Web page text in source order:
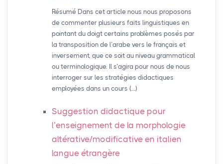
Résumé Dans cet article nous nous proposons
de commenter plusieurs faits linguistiques en
pointant du doigt certains problèmes posés par
la transposition de l’arabe vers le français et
inversement, que ce soit au niveau grammatical
ou terminologique. Il s’agira pour nous de nous
interroger sur les stratégies didactiques
employées dans un cours (…)
Suggestion didactique pour
l’enseignement de la morphologie
altérative/modificative en italien
langue étrangère